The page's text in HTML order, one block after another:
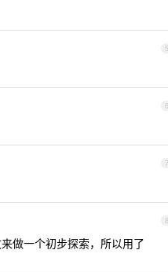
5
6
7
8
做一个初步探索，所以用了